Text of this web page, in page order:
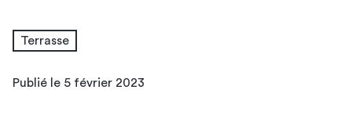
Terrasse
Publié le 5 février 2023